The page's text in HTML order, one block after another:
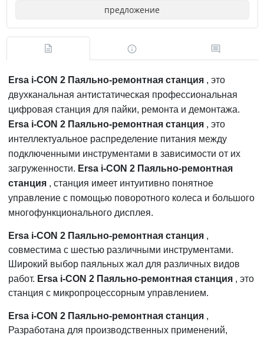
предложение
Ersa i-CON 2 Паяльно-ремонтная станция , это
двухканальная антистатическая профессиональная
цифровая станция для пайки, ремонта и демонтажа.
Ersa i-CON 2 Паяльно-ремонтная станция , это
интеллектуальное распределение питания между
подключенными инструментами в зависимости от их
загруженности. Ersa i-CON 2 Паяльно-ремонтная
станция , станция имеет интуитивно понятное
управление с помощью поворотного колеса и большого
многофункционального дисплея.
Ersa i-CON 2 Паяльно-ремонтная станция ,
совместима с шестью различными инструментами.
Широкий выбор паяльных жал для различных видов
работ. Ersa i-CON 2 Паяльно-ремонтная станция , это
станция с микропроцессорным управлением.
Ersa i-CON 2 Паяльно-ремонтная станция ,
Разработана для производственных применений,